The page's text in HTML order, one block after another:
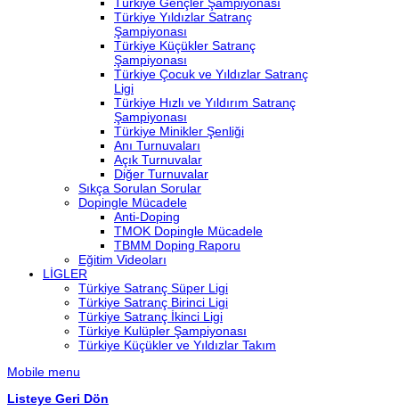
Türkiye Yıldızlar Satranç
Şampiyonası
Türkiye Küçükler Satranç
Şampiyonası
Türkiye Çocuk ve Yıldızlar Satranç
Ligi
Türkiye Hızlı ve Yıldırım Satranç
Şampiyonası
Türkiye Minikler Şenliği
Anı Turnuvaları
Açık Turnuvalar
Diğer Turnuvalar
Sıkça Sorulan Sorular
Dopingle Mücadele
Anti-Doping
TMOK Dopingle Mücadele
TBMM Doping Raporu
Eğitim Videoları
LİGLER
Türkiye Satranç Süper Ligi
Türkiye Satranç Birinci Ligi
Türkiye Satranç İkinci Ligi
Türkiye Kulüpler Şampiyonası
Türkiye Küçükler ve Yıldızlar Takım
Mobile menu
Listeye Geri Dön